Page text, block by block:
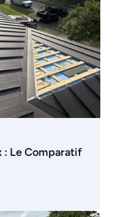
: Le Comparatif